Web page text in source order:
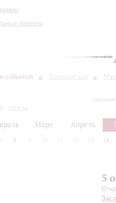
проекты
события Большой зал
2023/24
Март Апрель
8 9 10 12 13 14
5